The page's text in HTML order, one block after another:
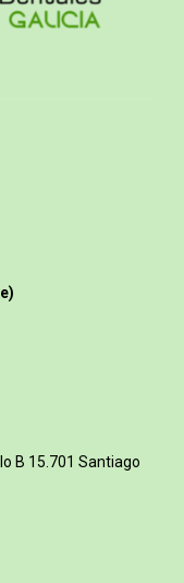
B 15.701 Santiago